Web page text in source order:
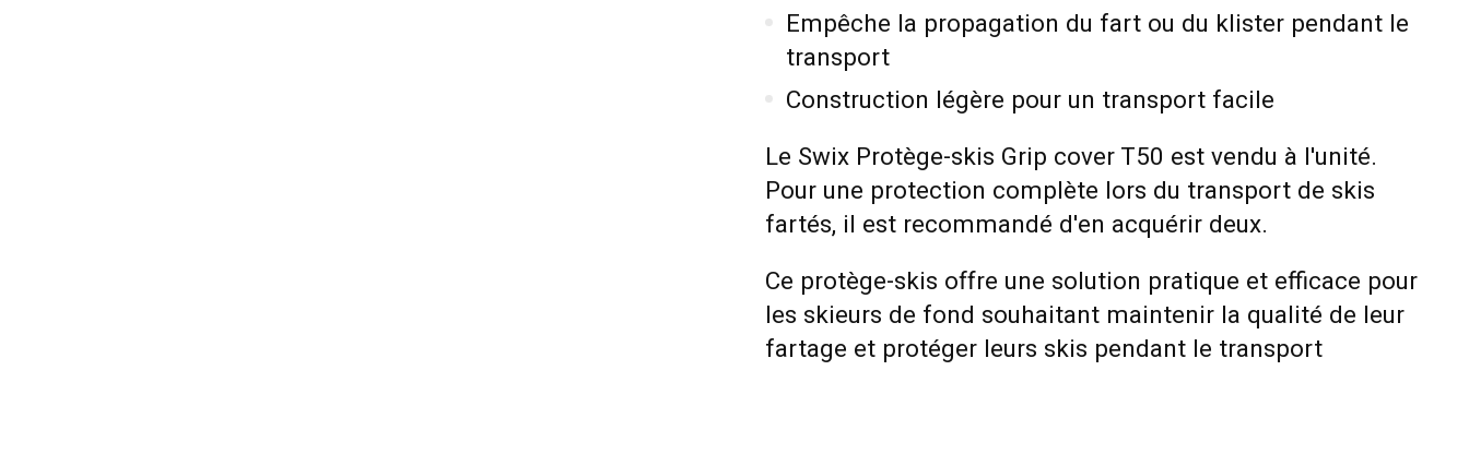
Empêche la propagation du fart ou du klister pendant le
transport
Construction légère pour un transport facile
Le Swix Protège-skis Grip cover T50 est vendu à l'unité.
Pour une protection complète lors du transport de skis
fartés, il est recommandé d'en acquérir deux.
Ce protège-skis offre une solution pratique et efficace pour
les skieurs de fond souhaitant maintenir la qualité de leur
fartage et protéger leurs skis pendant le transport